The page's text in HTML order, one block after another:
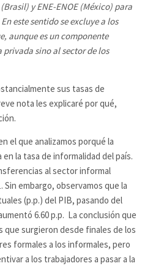
y ENE-ENOE (México) para
este sentido se excluye a los
aunque es un componente
privada sino al sector de los
sus tasas de
nota les explicaré por qué,
el que analizamos porqué la
la tasa de informalidad del país.
al sector informal
Sin embargo, observamos que la
(p.p.) del PIB, pasando del
6.60 p.p. La conclusión que
surgieron desde finales de los
formales a los informales, pero
a los trabajadores a pasar a la